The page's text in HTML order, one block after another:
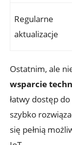
Regularne
aktualizacje
Ostatnim, ale
wsparcie
łatwy dostęp
szybko
się pełnią